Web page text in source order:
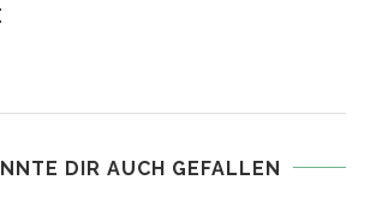
DIR AUCH GEFALLEN